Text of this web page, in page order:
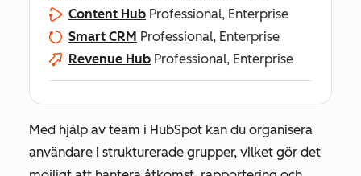
Content Hub Professional, Enterprise
Smart CRM Professional, Enterprise
Revenue Hub Professional, Enterprise
Med hjälp av team i HubSpot kan du organisera
användare i strukturerade grupper, vilket gör det